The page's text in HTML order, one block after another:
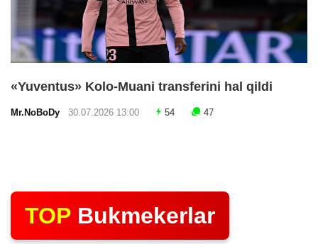
«Yuventus» Kolo-Muani transferini hal qildi
Mr.NoBoDy 30.07.2026 13:00 54 47
TOP Bukmekerlar